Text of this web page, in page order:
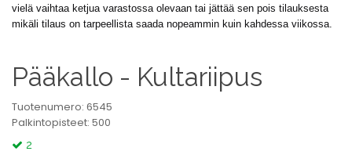
vielä vaihtaa ketjua varastossa olevaan tai jättää sen pois tilauksesta
mikäli tilaus on tarpeellista saada nopeammin kuin kahdessa viikossa.
Pääkallo - Kultariipus
Tuotenumero: 6545
Palkintopisteet: 500
2